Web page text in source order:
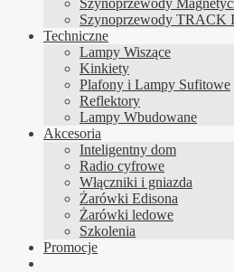
Szynoprzewody
Szynoprzewody TRACK
Techniczne
Lampy Wiszące
Kinkiety
Plafony i Lampy Sufitowe
Reflektory
Lampy Wbudowane
Akcesoria
Inteligentny dom
Radio cyfrowe
Włączniki i gniazda
Żarówki Edisona
Żarówki ledowe
Szkolenia
Promocje